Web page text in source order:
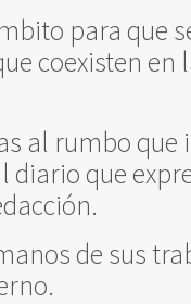
para que
coexisten en
al rumbo que
que
de sus